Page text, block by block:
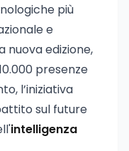
più
e
nuova edizione,
presenze
l’iniziativa
sul future
intelligenza